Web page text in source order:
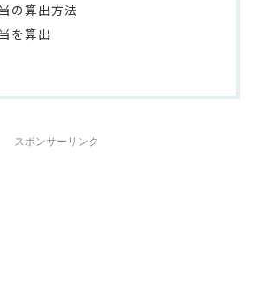
の算出方法
を算出
スポンサーリンク